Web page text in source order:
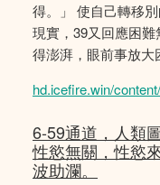
得。」 使自己轉移
現實，39又回應困
得澎湃，眼前事放大
hd.icefire.win/
6-59通道，人類
性慾無關，性慾
波助瀾。